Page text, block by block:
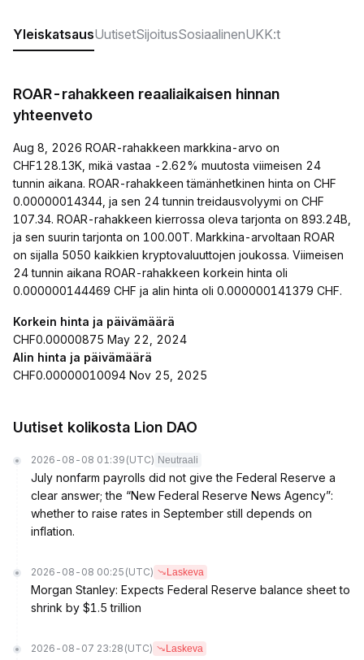
YleiskatsausUutisetSijoitusSosiaalinenUKK:t
ROAR-rahakkeen reaaliaikaisen hinnan
yhteenveto
Aug 8, 2026 ROAR-rahakkeen markkina-arvo on
CHF128.13K, mikä vastaa -2.62% muutosta viimeisen 24
tunnin aikana. ROAR-rahakkeen tämänhetkinen hinta on CHF
0.00000014344, ja sen 24 tunnin treidausvolyymi on CHF
107.34. ROAR-rahakkeen kierrossa oleva tarjonta on 893.24B,
ja sen suurin tarjonta on 100.00T. Markkina-arvoltaan ROAR
on sijalla 5050 kaikkien kryptovaluuttojen joukossa. Viimeisen
24 tunnin aikana ROAR-rahakkeen korkein hinta oli
0.000000144469 CHF ja alin hinta oli 0.000000141379 CHF.
Korkein hinta ja päivämäärä
CHF0.00000875 May 22, 2024
Alin hinta ja päivämäärä
CHF0.00000010094 Nov 25, 2025
Uutiset kolikosta Lion DAO
2026-08-08 01:39 (UTC) Neutraali
July nonfarm payrolls did not give the Federal Reserve a
clear answer; the “New Federal Reserve News Agency”:
whether to raise rates in September still depends on
inflation.
2026-08-08 00:25 (UTC) Laskeva
Morgan Stanley: Expects Federal Reserve balance sheet to
shrink by $1.5 trillion
2026-08-07 23:28 (UTC) Laskeva